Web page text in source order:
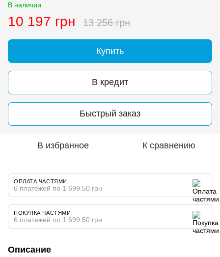
В наличии
10 197 грн 13 256 грн
Купить
В кредит
Быстрый заказ
В избранное К сравнению
ОПЛАТА ЧАСТЯМИ
6 платежей по 1 699.50 грн
ПОКУПКА ЧАСТЯМИ
6 платежей по 1 699.50 грн
Описание